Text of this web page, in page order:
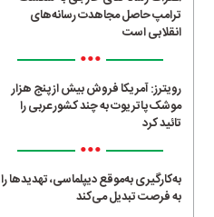
ترامپ حاصل مجاهدت رسانه‌های
انقلابی است
•••
رویترز: آمریکا فروش بیش از پنج هزار
موشک پاتریوت به چند کشور عربی را
تائید کرد
•••
به‌کارگیری به‌موقع دیپلماسی، تهدیدها را
به فرصت تبدیل می‌کند